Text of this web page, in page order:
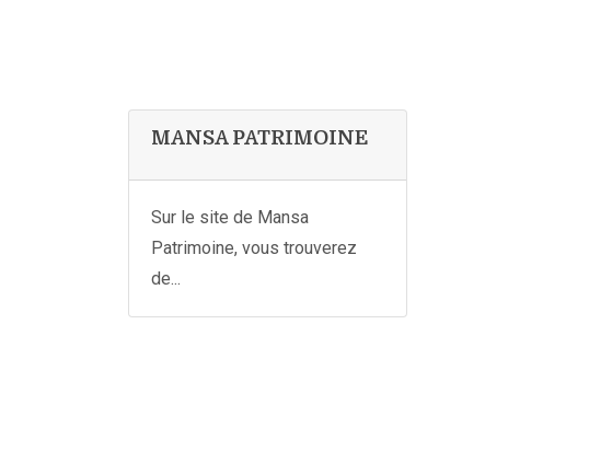
MANSA PATRIMOINE
Sur le site de Mansa
Patrimoine, vous trouverez
de...